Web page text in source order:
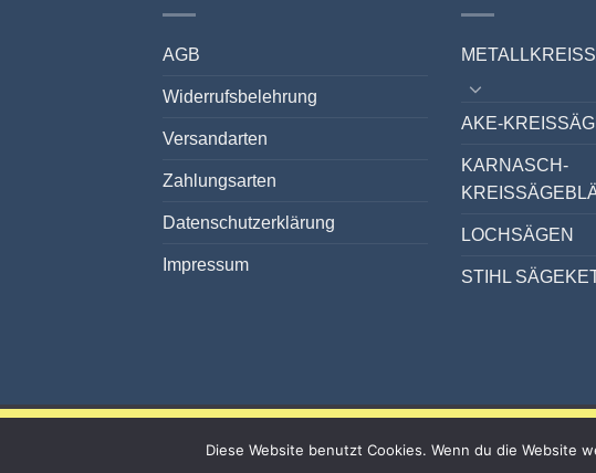
Nur bis
AGB
Widerrufsbelehrung
Versandarten
Zahlungsarten
Datenschutzerklärung
Impressum
AKE-
KARNASCH-
LOCHSÄGEN
STIHL
Diese Website benutzt Cookies. Wenn du die Website